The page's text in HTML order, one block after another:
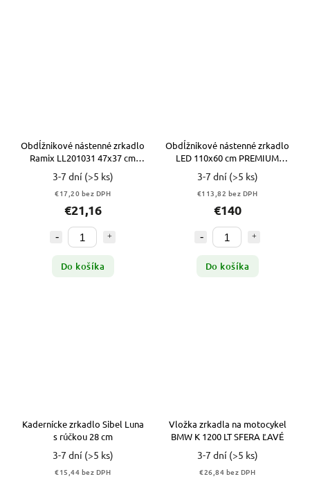
Obdĺžnikové nástenné zrkadlo
Ramix LL201031 47x37 cm
SIVÉ
3-7 dní (>5 ks)
€17,20 bez DPH
€21,16
Do košíka
Obdĺžnikové nástenné zrkadlo
LED 110x60 cm PREMIUM
M1ZP-31
3-7 dní (>5 ks)
€113,82 bez DPH
€140
Do košíka
Kadernícke zrkadlo Sibel Luna
s rúčkou 28 cm
3-7 dní (>5 ks)
€15,44 bez DPH
Vložka zrkadla na motocykel
BMW K 1200 LT SFERA ĽAVÉ
3-7 dní (>5 ks)
€26,84 bez DPH